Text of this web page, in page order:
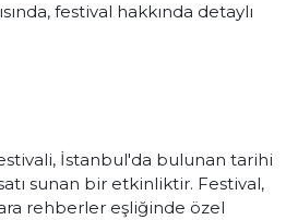
festival hakkında detaylı
İstanbul'da bulunan tarihi
sunan bir etkinliktir. Festival,
rehberler eşliğinde özel